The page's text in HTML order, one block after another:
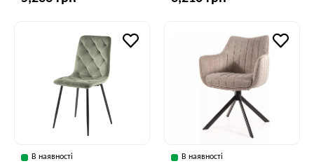
В наявності В наявності